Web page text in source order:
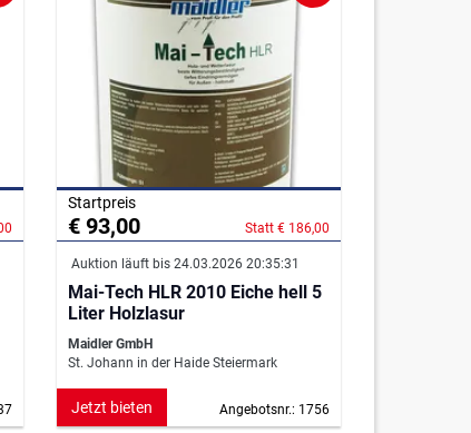
Startpreis
€ 93,00 Statt € 186,00
Auktion läuft bis 24.03.2026 20:35:31
Mai-Tech HLR 2010 Eiche hell 5
Liter Holzlasur
Maidler GmbH
St. Johann in der Haide Steiermark
Angebotsnr.: 1756
Jetzt bieten